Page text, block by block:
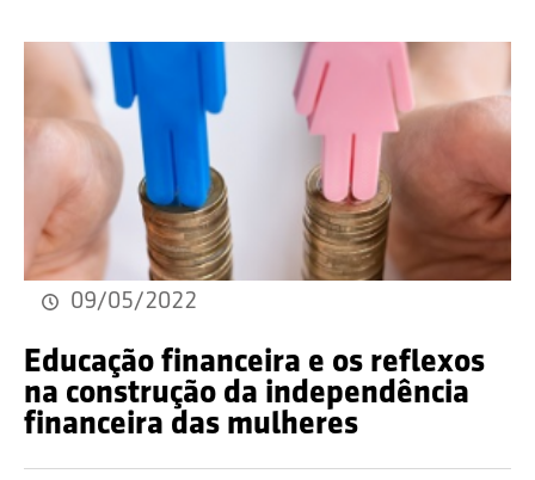
09/05/2022
Educação financeira e os reflexos
na construção da independência
financeira das mulheres